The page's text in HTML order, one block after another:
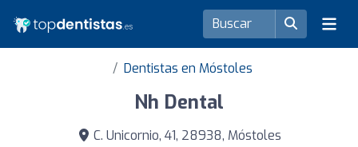
Dentistas en Móstoles
Nh Dental
C. Unicornio, 41, 28938, Móstoles